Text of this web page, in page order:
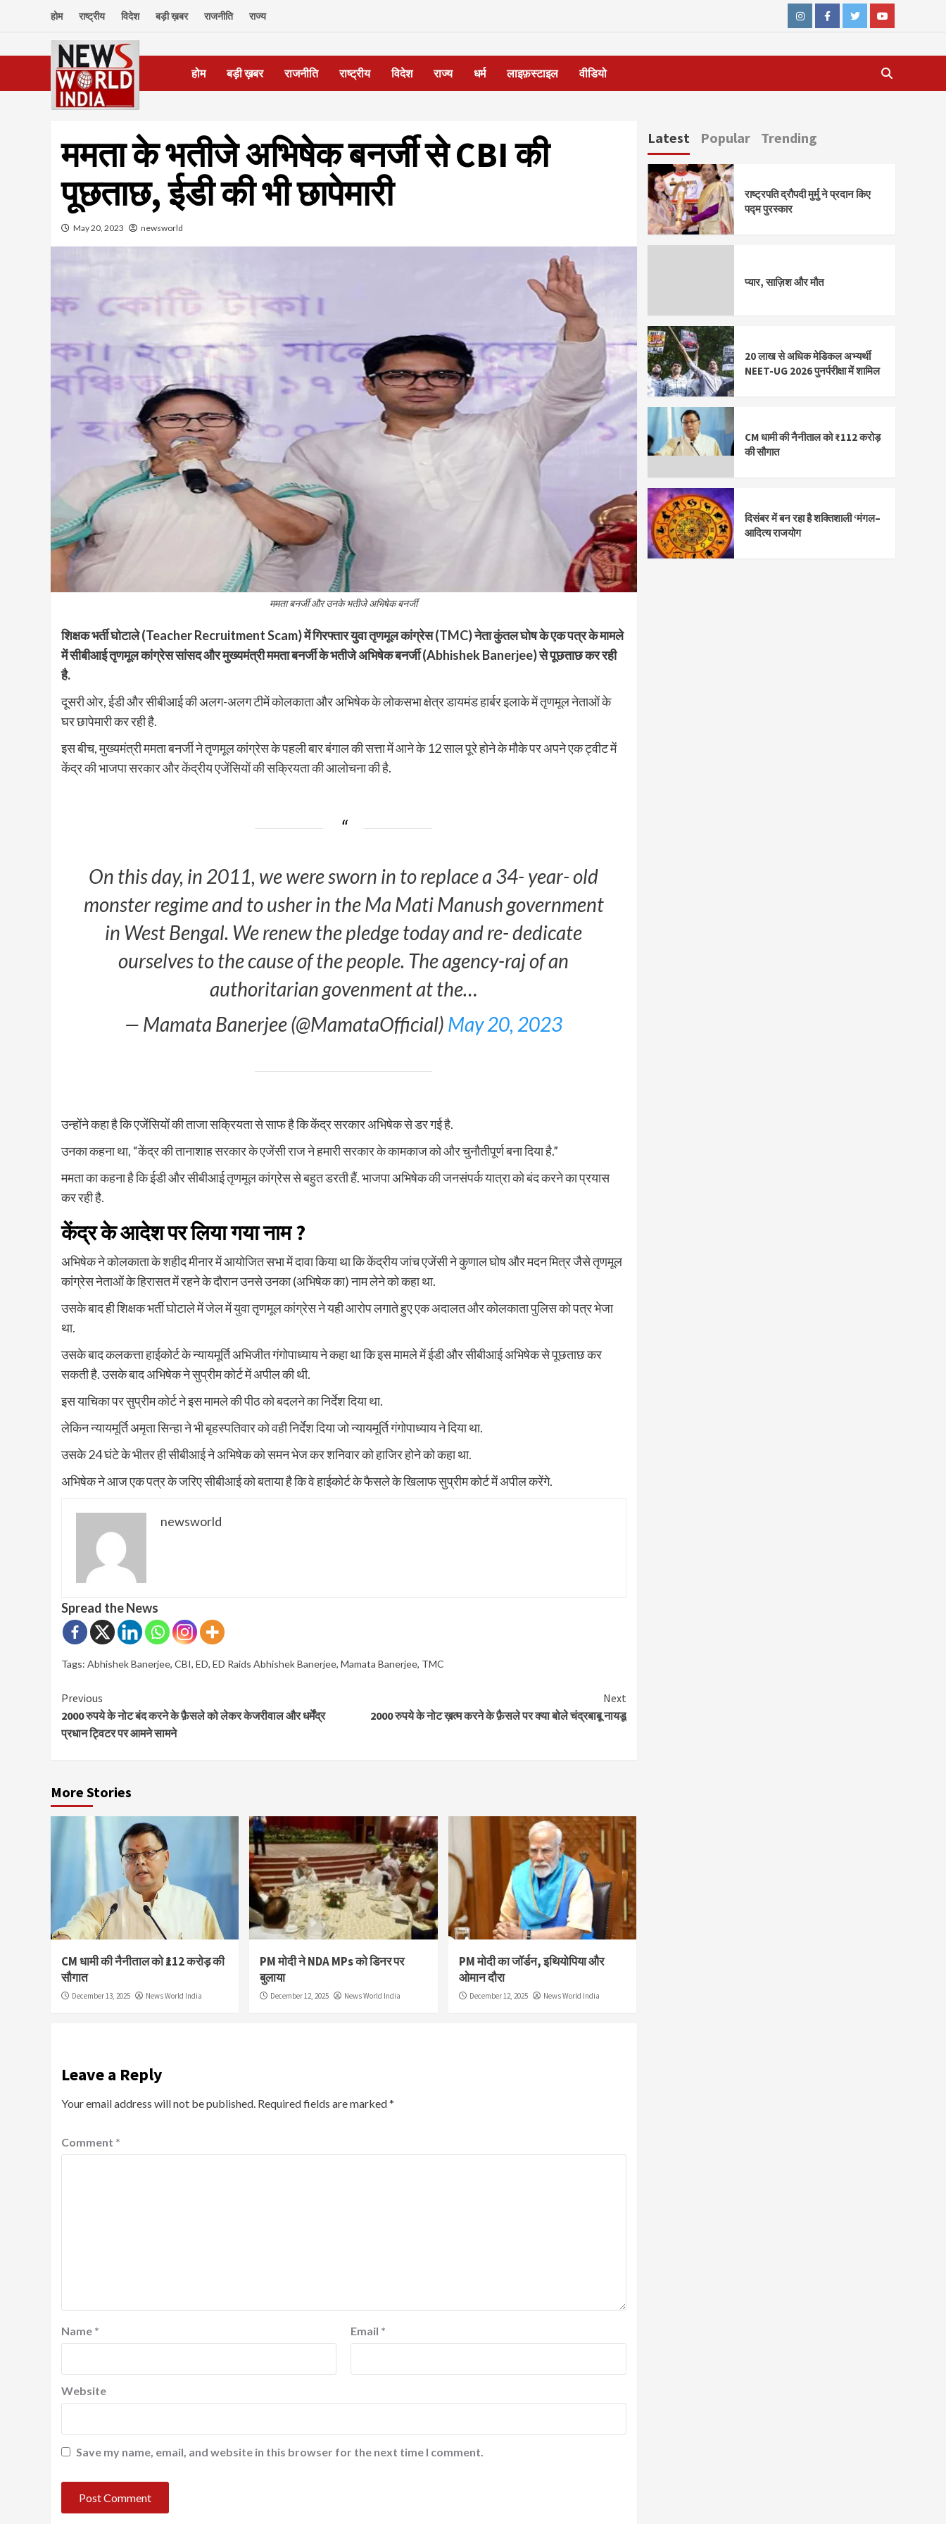
होम राष्ट्रीय विदेश बड़ी ख़बर राजनीति राज्य
InstagramFacebookTwitterYoutube
होम बड़ी ख़बर राजनीति राष्ट्रीय विदेश राज्य धर्म लाइफ़स्टाइल वीडियो
ममता के भतीजे अभिषेक बनर्जी से CBI की
पूछताछ, ईडी की भी छापेमारी
May 20, 2023 newsworld
ममता बनर्जी और उनके भतीजे अभिषेक बनर्जी
शिक्षक भर्ती घोटाले (Teacher Recruitment Scam) में गिरफ्तार युवा तृणमूल कांग्रेस (TMC) नेता कुंतल घोष के एक पत्र के मामले
में सीबीआई तृणमूल कांग्रेस सांसद और मुख्यमंत्री ममता बनर्जी के भतीजे अभिषेक बनर्जी (Abhishek Banerjee) से पूछताछ कर रही
है.
दूसरी ओर, ईडी और सीबीआई की अलग-अलग टीमें कोलकाता और अभिषेक के लोकसभा क्षेत्र डायमंड हार्बर इलाके में तृणमूल नेताओं के
घर छापेमारी कर रही है.
इस बीच, मुख्यमंत्री ममता बनर्जी ने तृणमूल कांग्रेस के पहली बार बंगाल की सत्ता में आने के 12 साल पूरे होने के मौके पर अपने एक ट्वीट में
केंद्र की भाजपा सरकार और केंद्रीय एजेंसियों की सक्रियता की आलोचना की है.
On this day, in 2011, we were sworn in to replace a 34- year- old
monster regime and to usher in the Ma Mati Manush government
in West Bengal. We renew the pledge today and re- dedicate
ourselves to the cause of the people. The agency-raj of an
authoritarian govenment at the…
— Mamata Banerjee (@MamataOfficial) May 20, 2023
उन्होंने कहा है कि एजेंसियों की ताजा सक्रियता से साफ है कि केंद्र सरकार अभिषेक से डर गई है.
उनका कहना था, “केंद्र की तानाशाह सरकार के एजेंसी राज ने हमारी सरकार के कामकाज को और चुनौतीपूर्ण बना दिया है.”
ममता का कहना है कि ईडी और सीबीआई तृणमूल कांग्रेस से बहुत डरती हैं. भाजपा अभिषेक की जनसंपर्क यात्रा को बंद करने का प्रयास
कर रही है.
केंद्र के आदेश पर लिया गया नाम ?
अभिषेक ने कोलकाता के शहीद मीनार में आयोजित सभा में दावा किया था कि केंद्रीय जांच एजेंसी ने कुणाल घोष और मदन मित्र जैसे तृणमूल
कांग्रेस नेताओं के हिरासत में रहने के दौरान उनसे उनका (अभिषेक का) नाम लेने को कहा था.
उसके बाद ही शिक्षक भर्ती घोटाले में जेल में युवा तृणमूल कांग्रेस ने यही आरोप लगाते हुए एक अदालत और कोलकाता पुलिस को पत्र भेजा
था.
उसके बाद कलकत्ता हाईकोर्ट के न्यायमूर्ति अभिजीत गंगोपाध्याय ने कहा था कि इस मामले में ईडी और सीबीआई अभिषेक से पूछताछ कर
सकती है. उसके बाद अभिषेक ने सुप्रीम कोर्ट में अपील की थी.
इस याचिका पर सुप्रीम कोर्ट ने इस मामले की पीठ को बदलने का निर्देश दिया था.
लेकिन न्यायमूर्ति अमृता सिन्हा ने भी बृहस्पतिवार को वही निर्देश दिया जो न्यायमूर्ति गंगोपाध्याय ने दिया था.
उसके 24 घंटे के भीतर ही सीबीआई ने अभिषेक को समन भेज कर शनिवार को हाजिर होने को कहा था.
अभिषेक ने आज एक पत्र के जरिए सीबीआई को बताया है कि वे हाईकोर्ट के फैसले के खिलाफ सुप्रीम कोर्ट में अपील करेंगे.
newsworld
Spread the News
Tags: Abhishek Banerjee, CBI, ED, ED Raids Abhishek Banerjee, Mamata Banerjee, TMC
Continue
Reading
Previous
2000 रुपये के नोट बंद करने के फ़ैसले को लेकर केजरीवाल और धर्मेंद्र
प्रधान ट्विटर पर आमने सामने
Next
2000 रुपये के नोट ख़त्म करने के फ़ैसले पर क्या बोले चंद्रबाबू नायडू
More Stories
CM धामी की नैनीताल को ₹112 करोड़ की
सौगात
December 13, 2025 News World India
PM मोदी ने NDA MPs को डिनर पर
बुलाया
December 12, 2025 News World India
PM मोदी का जॉर्डन, इथियोपिया और
ओमान दौरा
December 12, 2025 News World India
Leave a Reply
Your email address will not be published. Required fields are marked*
Comment *
Name * Email *
Website
Save my name, email, and website in this browser for the next time I comment.
Latest Popular Trending
राष्ट्रपति द्रौपदी मुर्मु ने प्रदान किए
पद्म पुरस्कार
प्यार, साज़िश और मौत
20 लाख से अधिक मेडिकल अभ्यर्थी
NEET-UG 2026 पुनर्परीक्षा में शामिल
CM धामी की नैनीताल को ₹112 करोड़
की सौगात
दिसंबर में बन रहा है शक्तिशाली ‘मंगल–
आदित्य राजयोग